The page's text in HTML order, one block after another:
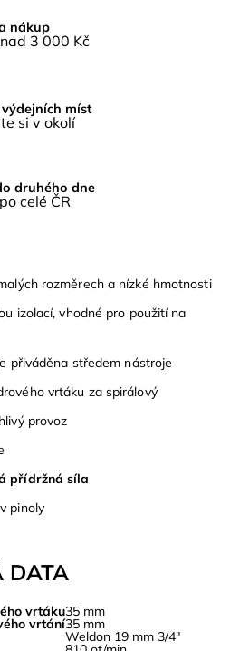
nákup
3 000 Kč
míst
si v okolí
druhého dne
celé ČR
rozměrech a nízké hmotnosti
izolací, vhodné pro použití na
přiváděna středem nástroje
vrtáku za spirálový
provoz
přídržná síla
pinoly
DATA
vrtáku35 mm
vrtání35 mm
Weldon 19 mm 3/4″